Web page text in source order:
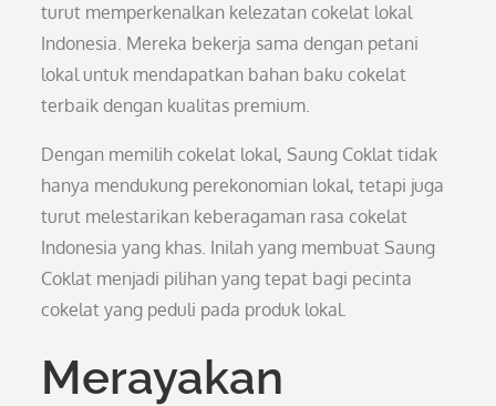
turut memperkenalkan kelezatan cokelat lokal
Indonesia. Mereka bekerja sama dengan petani
lokal untuk mendapatkan bahan baku cokelat
terbaik dengan kualitas premium.
Dengan memilih cokelat lokal, Saung Coklat tidak
hanya mendukung perekonomian lokal, tetapi juga
turut melestarikan keberagaman rasa cokelat
Indonesia yang khas. Inilah yang membuat Saung
Coklat menjadi pilihan yang tepat bagi pecinta
cokelat yang peduli pada produk lokal.
Merayakan